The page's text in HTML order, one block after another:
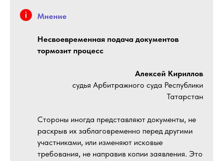
Мнение
Несвоевременная подача документов
тормозит процесс
Алексей Кириллов
судья Арбитражного суда Республики
Татарстан
Стороны иногда представляют документы, не
раскрыв их заблаговременно перед другими
участниками, или изменяют исковые
требования, не направив копии заявления. Это